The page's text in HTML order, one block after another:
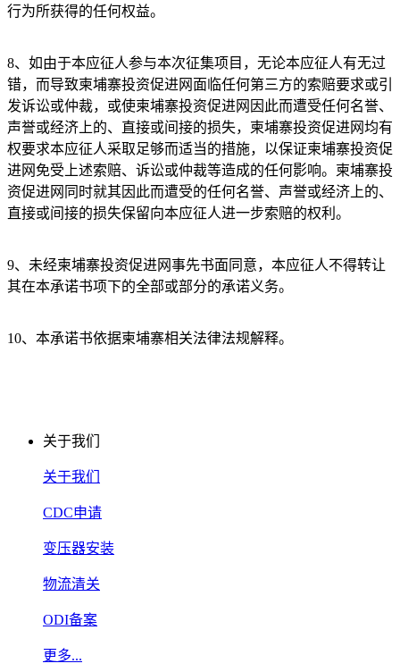
行为所获得的任何权益。
8、如由于本应征人参与本次征集项目，无论本应征人有无过
错，而导致柬埔寨投资促进网面临任何第三方的索赔要求或引
发诉讼或仲裁，或使柬埔寨投资促进网因此而遭受任何名誉、
声誉或经济上的、直接或间接的损失，柬埔寨投资促进网均有
权要求本应征人采取足够而适当的措施，以保证柬埔寨投资促
进网免受上述索赔、诉讼或仲裁等造成的任何影响。柬埔寨投
资促进网同时就其因此而遭受的任何名誉、声誉或经济上的、
直接或间接的损失保留向本应征人进一步索赔的权利。
9、未经柬埔寨投资促进网事先书面同意，本应征人不得转让
其在本承诺书项下的全部或部分的承诺义务。
10、本承诺书依据柬埔寨相关法律法规解释。
关于我们
关于我们
CDC申请
变压器安装
物流清关
ODI备案
更多...